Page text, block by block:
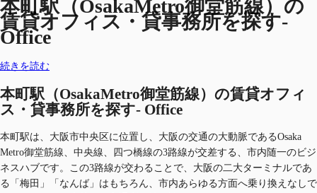
本町駅（OsakaMetro御堂筋線）の
賃貸オフィス・貸事務所を探す-
Office
続きを読む
本町駅（OsakaMetro御堂筋線）の賃貸オフィ
ス・貸事務所を探す- Office
本町駅は、大阪市中央区に位置し、大阪の交通の大動脈であるOsaka
Metro御堂筋線、中央線、四つ橋線の3路線が交差する、市内随一のビジ
ネスハブです。この3路線が交わることで、大阪の二大ターミナルであ
る「梅田」「なんば」はもちろん、市内あらゆる方面へ乗り換えなしで